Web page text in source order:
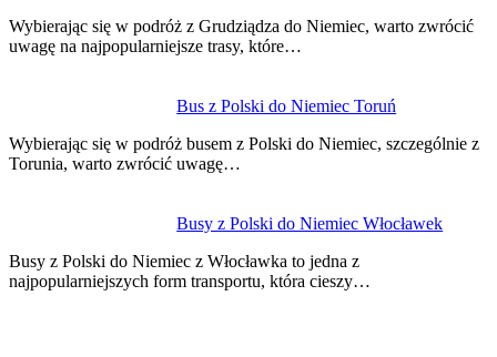
Wybierając się w podróż z Grudziądza do Niemiec, warto zwrócić
uwagę na najpopularniejsze trasy, które…
Bus z Polski do Niemiec Toruń
Wybierając się w podróż busem z Polski do Niemiec, szczególnie z
Torunia, warto zwrócić uwagę…
Busy z Polski do Niemiec Włocławek
Busy z Polski do Niemiec z Włocławka to jedna z
najpopularniejszych form transportu, która cieszy…